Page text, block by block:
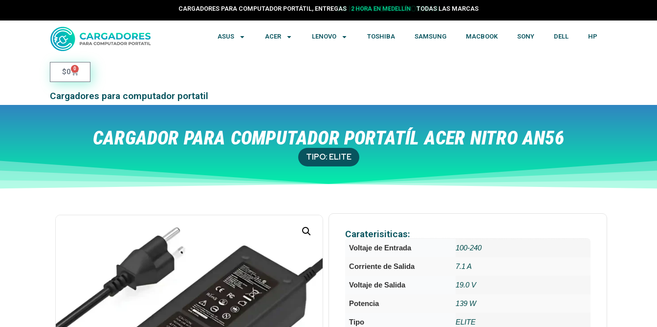
CARGADORES PARA COMPUTADOR PORTÁTIL, ENTREGAS 24 HORAS EN COLOMBIA TODAS LAS MARCAS
ASUS ACER LENOVO TOSHIBA SAMSUNG MACBOOK SONY DELL HP
$0 0
Cargadores para computador portatil
CARGADOR PARA COMPUTADOR PORTATÍL ACER NITRO AN56
TIPO: ELITE
Caraterisiticas:
Voltaje de Entrada 100-240
Corriente de Salida 7.1 A
Voltaje de Salida 19.0 V
Potencia 139 W
Tipo ELITE